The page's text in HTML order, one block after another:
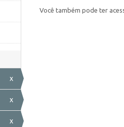
x
x
x
Você também pode ter